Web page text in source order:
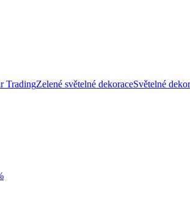
TradingZelené světelné dekoraceSvětelné